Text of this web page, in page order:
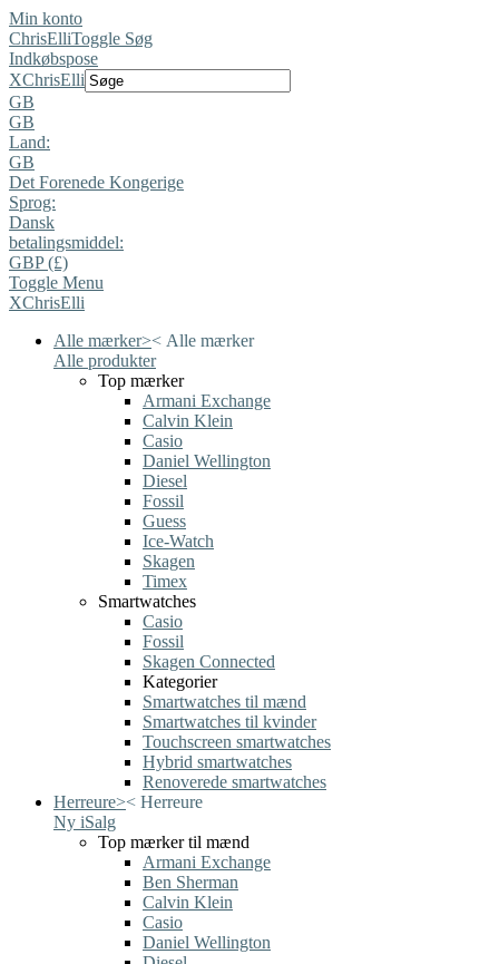
Min konto
ChrisElliToggle Søg
Indkøbspose
XChrisElli
GB
GB
Land:
GB
Det Forenede Kongerige
Sprog:
Dansk
betalingsmiddel:
GBP (£)
Toggle Menu
XChrisElli
Alle mærker>< Alle mærker
Alle produkter
Top mærker
Armani Exchange
Calvin Klein
Casio
Daniel Wellington
Diesel
Fossil
Guess
Ice-Watch
Skagen
Timex
Smartwatches
Casio
Fossil
Skagen Connected
Kategorier
Smartwatches til mænd
Smartwatches til kvinder
Touchscreen smartwatches
Hybrid smartwatches
Renoverede smartwatches
Herreure>< Herreure
Ny iSalg
Top mærker til mænd
Armani Exchange
Ben Sherman
Calvin Klein
Casio
Daniel Wellington